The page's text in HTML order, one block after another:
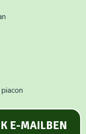
E-MAILBEN